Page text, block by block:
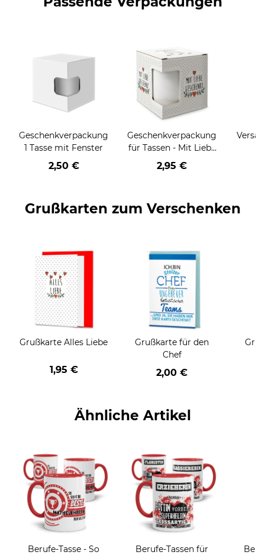
Geschenkverpackung
1 Tasse mit Fenster
2,50 €
Geschenkverpackung
für Tassen - Mit Liebe
geschenkt
2,95 €
Grußkarten zum Verschenken
Grußkarte Alles Liebe
1,95 €
Grußkarte für den
Chef
2,00 €
Ähnliche Artikel
Berufe-Tasse - So
Berufe-Tassen für